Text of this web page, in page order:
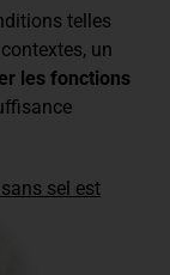
telles
un
les fonctions
sel est